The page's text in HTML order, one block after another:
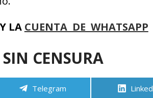
Y LA CUENTA DE WHATSAPP
CENSURA
Compartir
Telegram